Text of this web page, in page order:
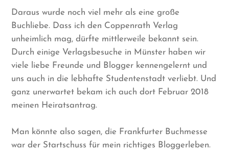
Daraus wurde noch viel mehr als eine große
Buchliebe. Dass ich den Coppenrath Verlag
unheimlich mag, dürfte mittlerweile bekannt sein.
Durch einige Verlagsbesuche in Münster haben wir
viele liebe Freunde und Blogger kennengelernt und
uns auch in die lebhafte Studentenstadt verliebt. Und
ganz unerwartet bekam ich auch dort Februar 2018
meinen Heiratsantrag.
Man könnte also sagen, die Frankfurter Buchmesse
war der Startschuss für mein richtiges Bloggerleben.